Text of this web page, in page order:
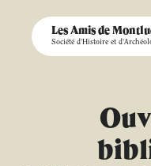
Les Amis de
Société d'Histoire et